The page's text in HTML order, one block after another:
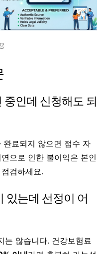
중인데 신청해도 되
료되지 않으면 접수 자
으로 인한 불이익은 본인
검하세요.
있는데 선정이 어
는 않습니다. 건강보험료